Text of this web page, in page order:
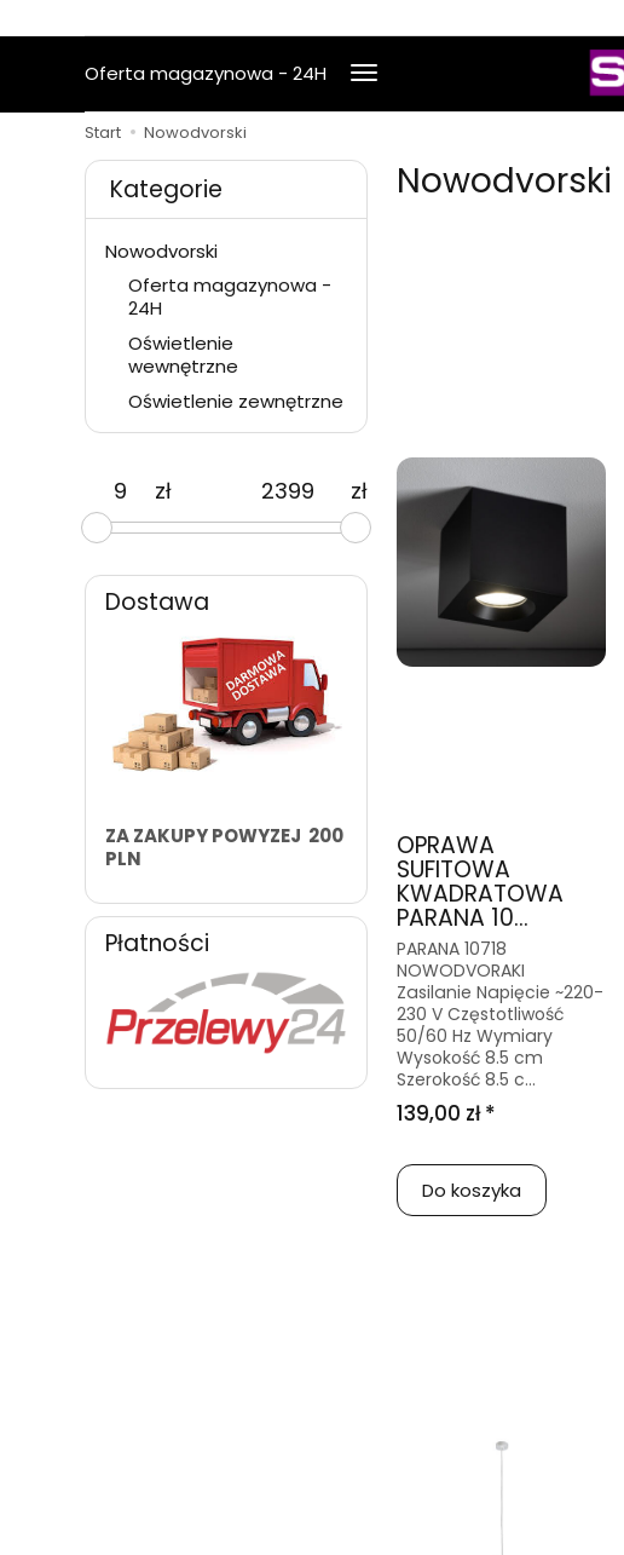
Oferta magazynowa - 24H
Start Nowodvorski
Nowodvorski
OPRAWA
SUFITOWA
KWADRATOWA
PARANA 10...
PARANA 10718
NOWODVORAKI
Zasilanie Napięcie ~220-
230 V Częstotliwość
50/60 Hz Wymiary
Wysokość 8.5 cm
Szerokość 8.5 c...
139,00 zł *
Do koszyka
Kategorie
Nowodvorski
Oferta magazynowa -
24H
Oświetlenie
wewnętrzne
Oświetlenie zewnętrzne
zł zł
Dostawa
ZA ZAKUPY POWYZEJ 200
PLN
Płatności